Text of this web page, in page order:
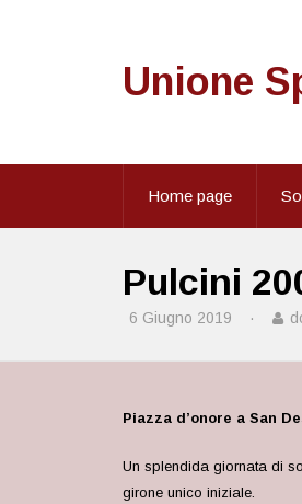
Unione
Home page
Pulcini
6 Giugno 2019 ·
Piazza d’onore a San
Un splendida giornata di
girone unico iniziale.